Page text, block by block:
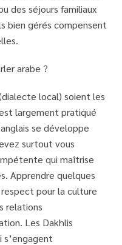
des séjours familiaux
bien gérés compensent
arabe ?
local) soient les
largement pratiqué
se développe
surtout vous
qui maîtrise
Apprendre quelques
pour la culture
relations
Les Dakhlis